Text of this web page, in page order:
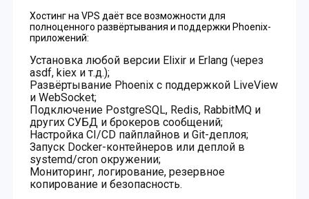
Хостинг на VPS даёт все возможности для
полноценного развёртывания и поддержки Phoenix-
приложений:
Установка любой версии Elixir и Erlang (через
asdf, kiex и т.д.);
Развёртывание Phoenix с поддержкой LiveView
и WebSocket;
Подключение PostgreSQL, Redis, RabbitMQ и
других СУБД и брокеров сообщений;
Настройка CI/CD пайплайнов и Git-деплоя;
Запуск Docker-контейнеров или деплой в
systemd/cron окружении;
Мониторинг, логирование, резервное
копирование и безопасность.